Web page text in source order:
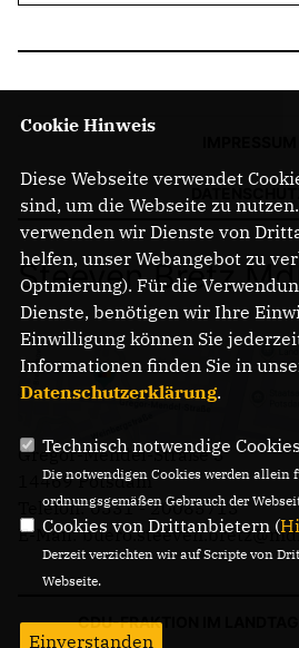
Steeven Bretz
Gregor-Mendel-Straße 3
14469 Potsdam
Telefon: 0331 - 20085713
E-Mail:
CDU-FRAKTION IM LANDTAG
Cookie Hinweis
Diese Webseite verwendet
sind, um die Webseite zu
verwenden wir Dienste von
helfen, unser Webangebot zu
Optmierung). Für die
Dienste, benötigen wir Ihre
Einwilligung können Sie
Informationen finden Sie in
Datenschutzerklärung.
Technisch notwendige
Die notwendigen Cookies werden allein
ordnungsgemäßen Gebrauch der
Cookies von Drittanbietern (
Derzeit verzichten wir auf Scripte von
Webseite.
Einverstanden